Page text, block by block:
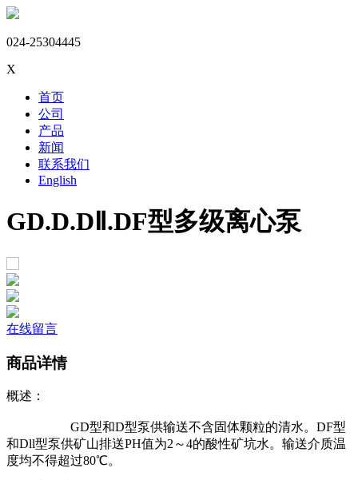
024-25304445
X
首页
公司
产品
新闻
联系我们
English
GD.D.DⅡ.DF型多级离心泵
在线留言
商品详情
概述：
GD型和D型泵供输送不含固体颗粒的清水。DF型
和Dll型泵供矿山排送PH值为2～4的酸性矿坑水。输送介质温
度均不得超过80℃。